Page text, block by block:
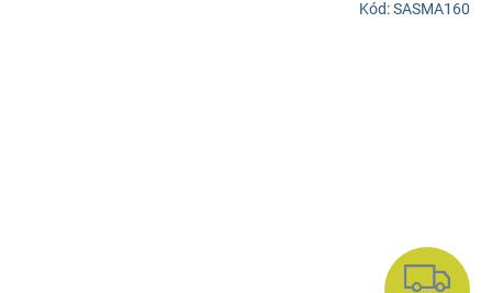
O
Z
Kód:SASMA160